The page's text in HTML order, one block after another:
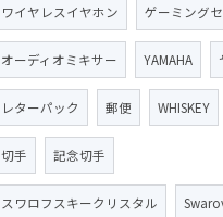
ワイヤレスイヤホン ゲーミング
オーディオミキサー YAMAHA
レターパック 郵便 WHISKEY
切手 記念切手
スワロフスキークリスタル